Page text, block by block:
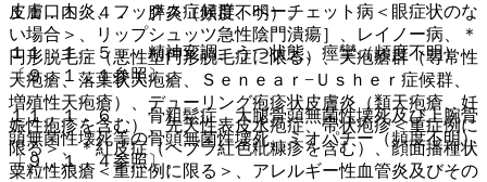
１１．１．４． 膵炎（頻度不明）。
１１．１．５． 精神変調、うつ状態、痙攣（頻度不明）
〔９．１．１参照〕。
１１．１．６． 骨粗鬆症、大腿骨頭無菌性壊死及び上腕骨
頭無菌性壊死等の骨頭無菌性壊死、ミオパチー（頻度不明）
〔９．１．４参照〕。
皮膚口内炎、フックス症候群、ベーチェット病＜眼症状のな
い場合＞、リップシュッツ急性陰門潰瘍］、レイノー病、＊
円形脱毛症（悪性型円形脱毛症に限る）、天疱瘡群（尋常性
天疱瘡、落葉状天疱瘡、Ｓｅｎｅａｒ−Ｕｓｈｅｒ症候群、
増殖性天疱瘡）、デューリング疱疹状皮膚炎（類天疱瘡、妊
娠性疱疹を含む）、先天性表皮水疱症、帯状疱疹＜重症例に
限る＞、＊紅皮症（ヘブラ紅色粃糠疹を含む）、顔面播種状
粟粒性狼瘡＜重症例に限る＞、アレルギー性血管炎及びその